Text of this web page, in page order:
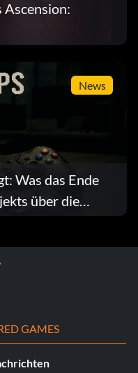
Ascension:
News
Was das Ende
über die
GAMES